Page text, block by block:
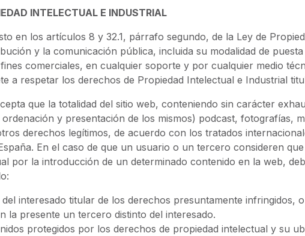
INTELECTUAL E INDUSTRIAL
en los artículos 8 y 32.1, párrafo segundo, de la Ley de
y la comunicación pública, incluida su modalidad de
comerciales, en cualquier soporte y por cualquier medio
a respetar los derechos de Propiedad Intelectual e Industrial
que la totalidad del sitio web, conteniendo sin carácter
y presentación de los mismos) podcast, fotografías,
derechos legítimos, de acuerdo con los tratados
En el caso de que un usuario o un tercero consideren
por la introducción de un determinado contenido en la web,
interesado titular de los derechos presuntamente infringidos,
la presente un tercero distinto del interesado.
protegidos por los derechos de propiedad intelectual y su